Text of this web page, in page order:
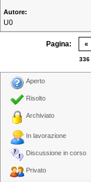
U0
Pagina: «
336
Aperto
Risolto
Archiviato
In lavorazione
Discussione in corso
Privato